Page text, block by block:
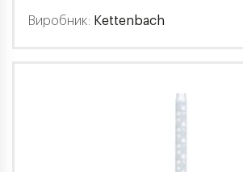
Виробник: Kettenbach